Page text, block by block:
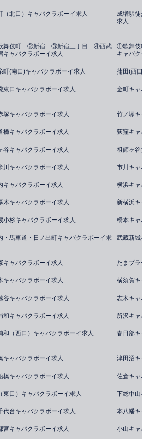
（北口）キャバクラボーイ求人
成増駅
求人
舞伎町 ②新宿 ③新宿三丁目 ④西武
キャバクラボーイ求人
①歌舞
キャバ
町(南口)キャバクラボーイ求人 蒲田(西
東口キャバクラボーイ求人 金町キ
塚キャバクラボーイ求人 竹ノ塚
橋キャバクラボーイ求人 荻窪キ
谷キャバクラボーイ求人 祖師ヶ
川キャバクラボーイ求人 市川キ
キャバクラボーイ求人 横浜キ
木キャバクラボーイ求人 新横浜
小杉キャバクラボーイ求人 橋本キ
・馬車道・日ノ出町キャバクラボーイ求 武蔵新
キャバクラボーイ求人 たまプ
キャバクラボーイ求人 横須賀
谷キャバクラボーイ求人 志木キ
和キャバクラボーイ求人 所沢キ
和（西口）キャバクラボーイ求人 春日部
キャバクラボーイ求人 津田沼
橋キャバクラボーイ求人 佐倉キ
東口）キャバクラボーイ求人 下総中
代台キャバクラボーイ求人 本八幡
宮キャバクラボーイ求人 小山キ